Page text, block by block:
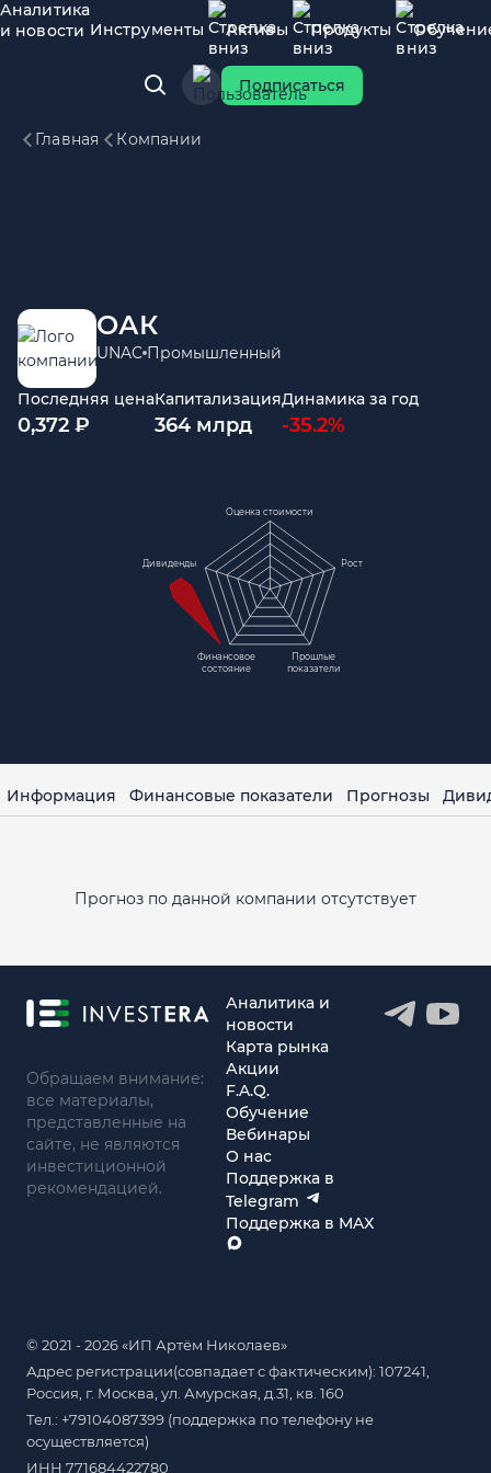
Аналитика
и новости Инструменты Активы Продукты
Подписаться
Главная Компании
ОАК
UNAC Промышленный
Последняя цена
0,372 ₽
Капитализация
364 млрд
Динамика за год
-35.2%
Оценка стоимости
Рост
Прошлые
показатели
Финансовое
состояние
Дивиденды
Информация Финансовые показатели Прогнозы
Прогноз по данной компании отсутствует
Обращаем внимание:
все материалы,
представленные на
сайте, не являются
инвестиционной
рекомендацией.
Аналитика и
новости
Карта рынка
Акции
F.A.Q.
Обучение
Вебинары
О нас
Поддержка в
Telegram
Поддержка в MAX
© 2021 - 2026 «ИП Артём Николаев»
Адрес регистрации(совпадает с фактическим): 107241,
Россия, г. Москва, ул. Амурская, д.31, кв. 160
Тел.: +79104087399 (поддержка по телефону не
осуществляется)
ИНН 771684422780